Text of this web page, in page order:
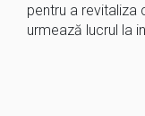
pentru a revitaliza
urmează lucrul la